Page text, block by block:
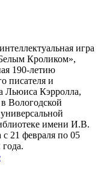
игра
Кроликом»,
190-летию
писателя и
Льюиса Кэрролла,
Вологодской
имени И.В.
21 февраля по 05